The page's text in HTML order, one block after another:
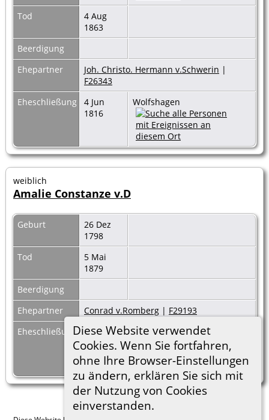
Diese Website verwendet
Cookies. Wenn Sie fortfahren,
ohne Ihre Browser-Einstellungen
zu ändern, erklären Sie sich mit
der Nutzung von Cookies
einverstanden.
Tod
4 Aug
1863
Beerdigung
Ehepartner
Joh. Christo. Hermann v.Schwerin |
F26343
Eheschließung
4 Jun
1816
Wolfshagen
weiblich
Amalie Constanze v.D
Geburt
26 Dez
1798
Tod
5 Mai
1879
Beerdigung
Ehepartner
Conrad v.Romberg | F29193
Eheschließung 14 Mai
1818
Brunn